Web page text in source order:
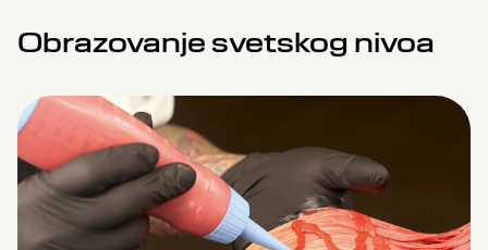
Obrazovanje svetskog nivoa